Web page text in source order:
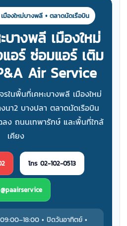
มืองใหม่บางพลี • ตลาดนัดเรือบิน
บางพลี เมืองใหม่
อร์ ซ่อมแอร์ เติม
Air Service
รในพื้นที่เคหะบางพลี เมืองใหม่
นา2 บางปลา ตลาดนัดเรือบิน
ลง ถนนเทพารักษ์ และพื้นที่ใกล้
เคียง
โทร 02-102-0513
• ปิดวันอาทิตย์ •